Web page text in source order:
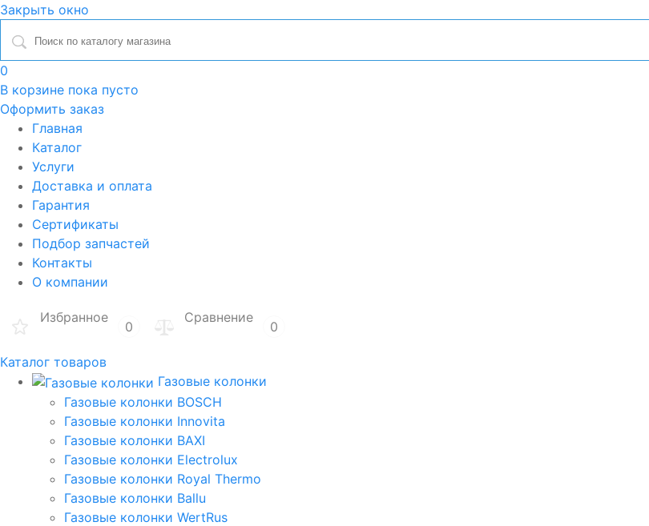
Закрыть окно
0
В корзине пока пусто
Оформить заказ
Главная
Каталог
Услуги
Доставка и оплата
Гарантия
Сертификаты
Подбор запчастей
Контакты
О компании
Избранное
0
Сравнение
0
Каталог товаров
Газовые колонки
Газовые колонки BOSCH
Газовые колонки Innovita
Газовые колонки BAXI
Газовые колонки Electrolux
Газовые колонки Royal Thermo
Газовые колонки Ballu
Газовые колонки WertRus